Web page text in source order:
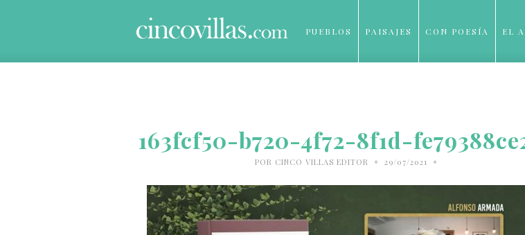
PUEBLOS PAISAJES CON POESÍA EL
163fcf50-b720-4f72-8f1d-
POR CINCO VILLAS EDITOR • 29/07/2021 •